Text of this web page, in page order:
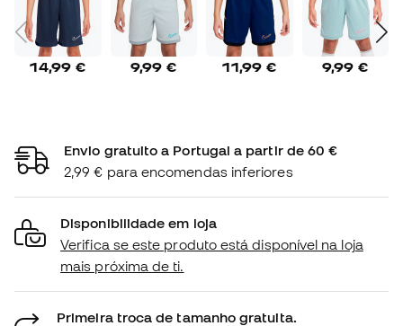
14,99 € 9,99 € 11,99 € 9,99 €
Envio gratuito a Portugal a partir de 60 €
2,99 € para encomendas inferiores
Disponibilidade em loja
Verifica se este produto está disponível na loja
mais próxima de ti.
Primeira troca de tamanho gratuita.